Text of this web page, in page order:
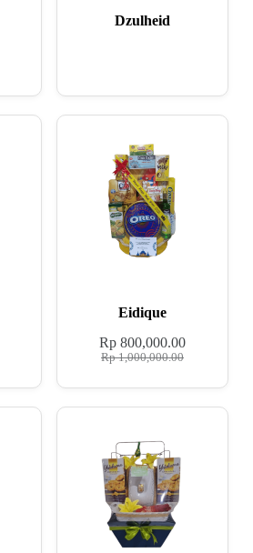
Dzulheid
Eidique
Rp1,000,000.00
Rp 800,000.00